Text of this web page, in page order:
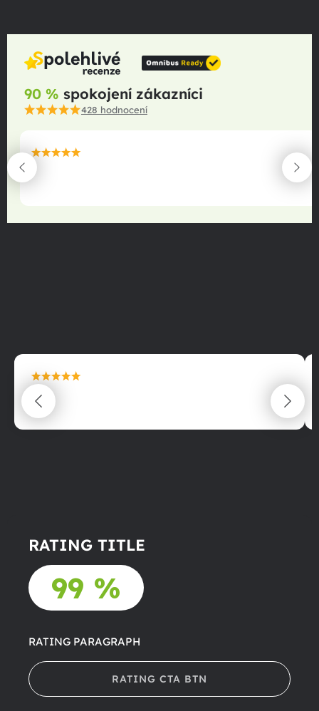
90 % spokojení zákazníci
428 hodnocení
maximální spokojenost
22.06.2025
maximální spokojenost
22.06.2025
RATING TITLE
99 %
RATING PARAGRAPH
RATING CTA BTN